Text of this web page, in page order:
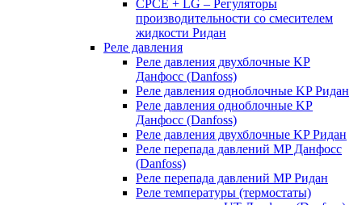
CPCE + LG – Регуляторы
производительности со смесителем
жидкости Ридан
Реле давления
Реле давления двухблочные KP
Данфосс (Danfoss)
Реле давления одноблочные KP Ридан
Реле давления одноблочные KP
Данфосс (Danfoss)
Реле давления двухблочные KP Ридан
Реле перепада давлений MP Данфосс
(Danfoss)
Реле перепада давлений MP Ридан
Реле температуры (термостаты)